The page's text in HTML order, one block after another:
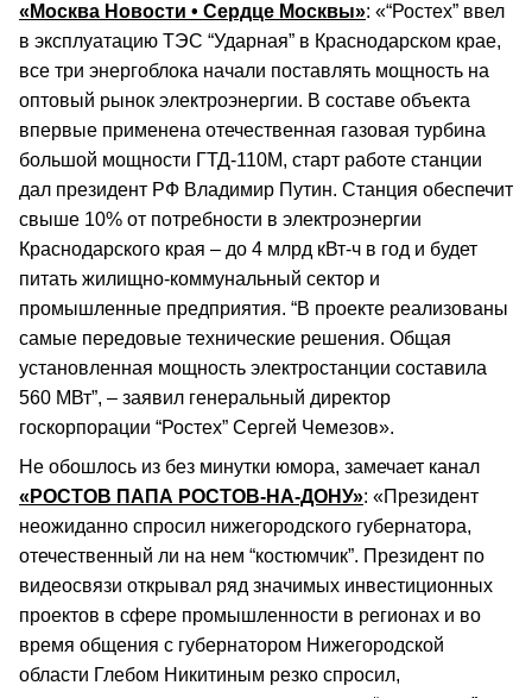
«Москва Новости • Сердце Москвы»: «“Ростех” ввел
в эксплуатацию ТЭС “Ударная” в Краснодарском крае,
все три энергоблока начали поставлять мощность на
оптовый рынок электроэнергии. В составе объекта
впервые применена отечественная газовая турбина
большой мощности ГТД-110М, старт работе станции
дал президент РФ Владимир Путин. Станция обеспечит
свыше 10% от потребности в электроэнергии
Краснодарского края – до 4 млрд кВт-ч в год и будет
питать жилищно-коммунальный сектор и
промышленные предприятия. “В проекте реализованы
самые передовые технические решения. Общая
установленная мощность электростанции составила
560 МВт”, – заявил генеральный директор
госкорпорации “Ростех” Сергей Чемезов».
Не обошлось из без минутки юмора, замечает канал
«РОСТОВ ПАПА РОСТОВ-НА-ДОНУ»: «Президент
неожиданно спросил нижегородского губернатора,
отечественный ли на нем “костюмчик”. Президент по
видеосвязи открывал ряд значимых инвестиционных
проектов в сфере промышленности в регионах и во
время общения с губернатором Нижегородской
области Глебом Никитиным резко спросил,